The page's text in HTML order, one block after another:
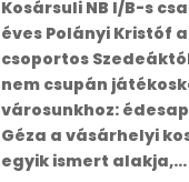
Kosársuli NB I/B-s
éves Polányi Kristóf
csoportos
nem csupán
városunkhoz:
Géza a vásárhelyi
egyik ismert alakja,...